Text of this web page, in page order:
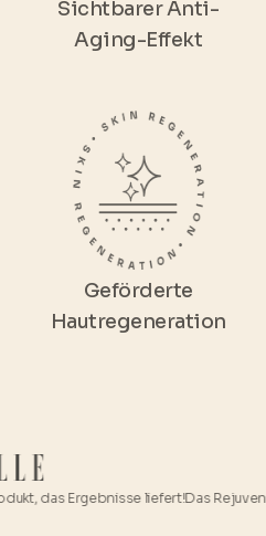
Sichtbarer Anti-
Aging-Effekt
Geförderte
Hautregeneration
das Ergebnisse liefert!Das